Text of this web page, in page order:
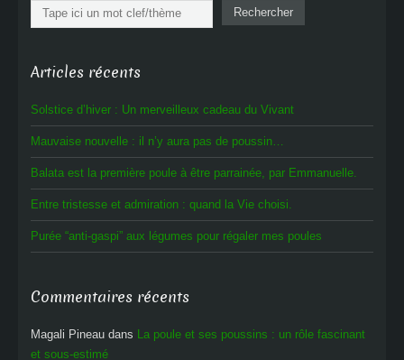
Rechercher Rechercher
Articles récents
Solstice d’hiver : Un merveilleux cadeau du Vivant
Mauvaise nouvelle : il n’y aura pas de poussin…
Balata est la première poule à être parrainée, par Emmanuelle.
Entre tristesse et admiration : quand la Vie choisi.
Purée “anti-gaspi” aux légumes pour régaler mes poules
Commentaires récents
Magali Pineau dans La poule et ses poussins : un rôle fascinant
et sous-estimé